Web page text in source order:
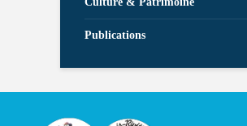
Publications